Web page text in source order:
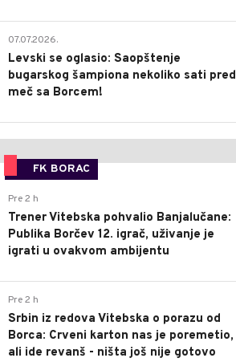
07.07.2026.
Levski se oglasio: Saopštenje
bugarskog šampiona nekoliko sati pred
meč sa Borcem!
FK BORAC
Pre 2 h
Trener Vitebska pohvalio Banjalučane:
Publika Borčev 12. igrač, uživanje je
igrati u ovakvom ambijentu
Pre 2 h
Srbin iz redova Vitebska o porazu od
Borca: Crveni karton nas je poremetio,
ali ide revanš - ništa još nije gotovo